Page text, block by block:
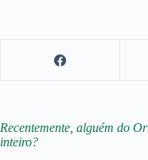
Recentemente, alguém do
inteiro?